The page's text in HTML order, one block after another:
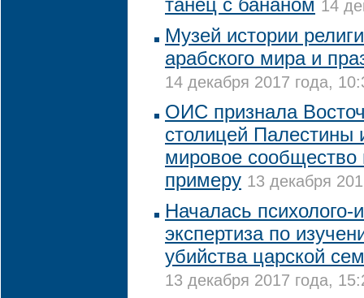
танец с бананом 14
Музей истории
арабского мира и
14 декабря 2017 года,
ОИС признала
столицей Палестины
мировое сообщество
примеру 13 декабря
Началась психолого-
экспертиза по
убийства царской
13 декабря 2017 года,